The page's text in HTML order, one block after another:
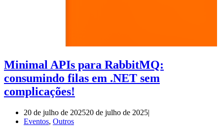
Minimal APIs para RabbitMQ:
consumindo filas em .NET sem
complicações!
20 de julho de 202520 de julho de 2025
Eventos, Outros